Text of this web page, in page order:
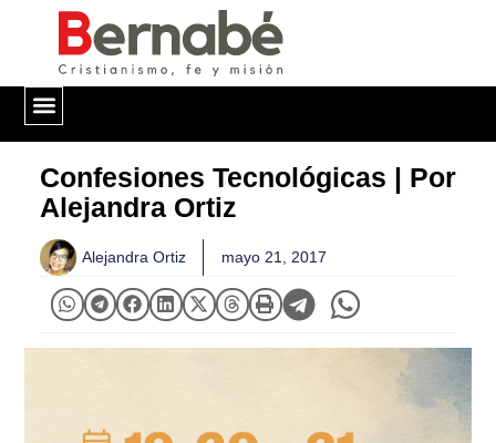
Confesiones Tecnológicas | Por
Alejandra Ortiz
Alejandra Ortiz mayo 21, 2017